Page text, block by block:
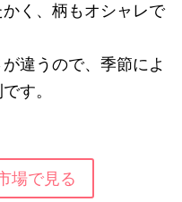
く、柄もオシャレで
違うので、季節によ
す。
場で見る